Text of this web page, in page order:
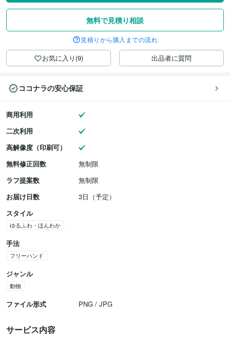
無料で見積り相談
見積りから購入までの流れ
お気に入り(9) 出品者に質問
ココナラの安心保証
商用利用
二次利用
高解像度（印刷可）
無料修正回数
無制限
ラフ提案数
無制限
お届け日数
3日（予定）
スタイル
ゆるふわ・ほんわか
手法
フリーハンド
ジャンル
動物
ファイル形式 PNG / JPG
サービス内容